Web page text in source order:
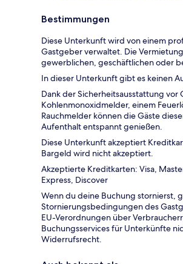
Bestimmungen
Diese Unterkunft wird von einem
Gastgeber verwaltet. Die
gewerblichen, geschäftlichen oder
In dieser Unterkunft gibt es keinen
Dank der Sicherheitsausstattung vor
Kohlenmonoxidmelder, einem
Rauchmelder können die Gäste
Aufenthalt entspannt genießen.
Diese Unterkunft akzeptiert
Bargeld wird nicht akzeptiert.
Akzeptierte Kreditkarten: Visa,
Express, Discover
Wenn du deine Buchung stornierst,
Stornierungsbedingungen des
EU-Verordnungen über
Buchungsservices für Unterkünfte
Widerrufsrecht.